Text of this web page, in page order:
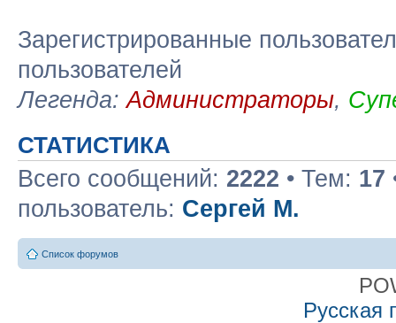
Зарегистрированные
пользователей
Легенда:Администраторы,
СТАТИСТИКА
Всего сообщений: 2222 • Тем: 17
пользователь: Сергей М.
Список форумов
Русская